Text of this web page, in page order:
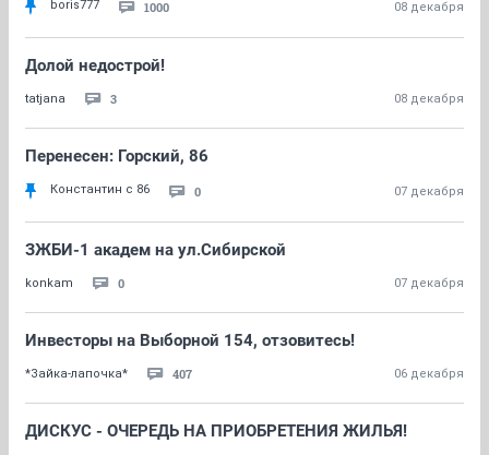
boris777 1000 08 декабря
Долой недострой!
tatjana 3 08 декабря
Перенесен: Горский, 86
Константин с 86 0 07 декабря
ЗЖБИ-1 академ на ул.Сибирской
konkam 0 07 декабря
Инвесторы на Выборной 154, отзовитесь!
*Зайка-лапочка* 407 06 декабря
ДИСКУС - ОЧЕРЕДЬ НА ПРИОБРЕТЕНИЯ ЖИЛЬЯ!